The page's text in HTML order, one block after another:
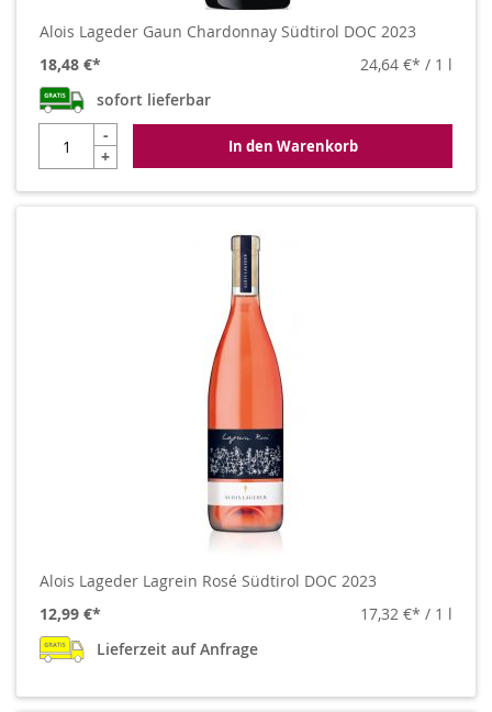
Alois Lageder Gaun Chardonnay Südtirol DOC 2023
18,48 €
24,64 €
/ 1 l
sofort lieferbar
-
+
In den Warenkorb
Alois Lageder Lagrein Rosé Südtirol DOC 2023
12,99 €
17,32 €
/ 1 l
Lieferzeit auf Anfrage